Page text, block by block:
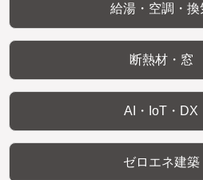
給湯・空調・換
断熱材・窓
AI・IoT・DX
ゼロエネ建築